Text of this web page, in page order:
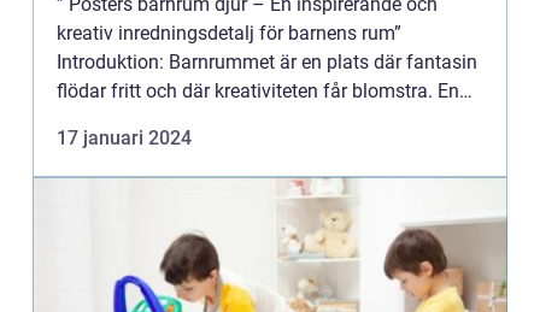
kreativ inredningsdetalj för barnens rum”
Introduktion: Barnrummet är en plats där fantasin
flödar fritt och där kreativiteten får blomstra. En
17 januari 2024